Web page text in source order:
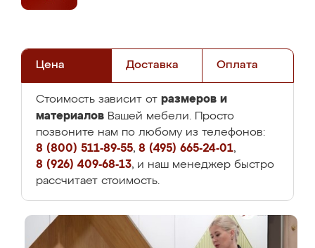
Цена Доставка Оплата
Стоимость зависит от размеров и
материалов Вашей мебели. Просто
позвоните нам по любому из телефонов:
8 (800) 511-89-55, 8 (495) 665-24-01,
8 (926) 409-68-13, и наш менеджер быстро
рассчитает стоимость.